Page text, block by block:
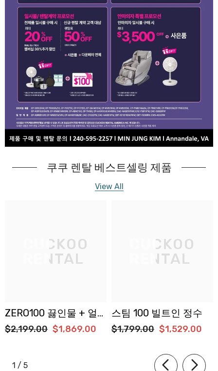
쿠쿠 렌탈 베스트셀링 제품
View All
CUCKOO
RENTAL
ZERO100 끓인물 + 얼
음 정수기
$2,199.00 $1,869.00
CUCKOO
RENTAL
스팀 100 빌트인 정수
$1,799.00 $1,529.00
1 / of
5